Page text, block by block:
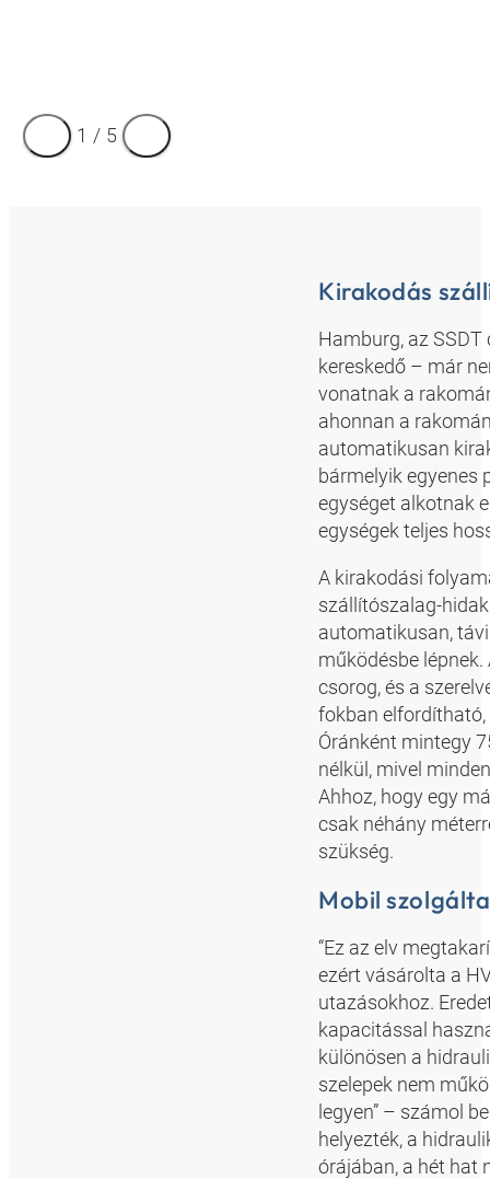
1 / 5
Kirakodás
Hamburg, az
kereskedő – már
vonatnak a
ahonnan a
automatikusan
bármelyik egyenes
egységet alkotnak
egységek teljes
A kirakodási
szállítószalag-
automatikusan,
működésbe
csorog, és a
fokban
Óránként mintegy
nélkül, mivel
Ahhoz, hogy egy
csak néhány
szükség.
Mobil
“Ez az elv
ezért vásárolta a
utazásokhoz.
kapacitással
különösen a
szelepek nem
legyen” – számol
helyezték, a
órájában, a hét hat